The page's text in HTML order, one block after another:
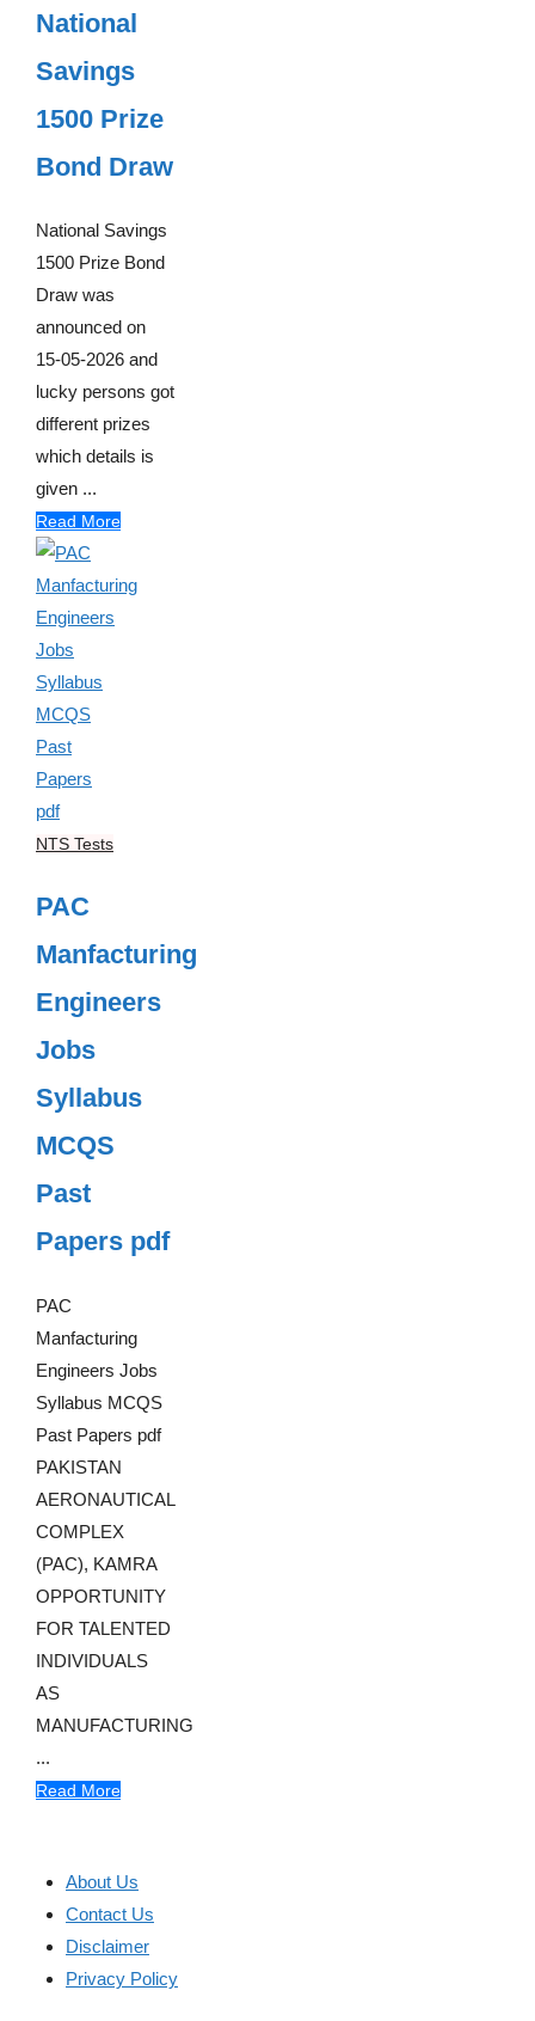
National
Savings
1500 Prize
Bond Draw
National Savings
1500 Prize Bond
Draw was
announced on
15-05-2026 and
lucky persons got
different prizes
which details is
given ...
Read More
NTS Tests
PAC
Manfacturing
Engineers
Jobs
Syllabus
MCQS
Past
Papers pdf
PAC
Manfacturing
Engineers Jobs
Syllabus MCQS
Past Papers pdf
PAKISTAN
AERONAUTICAL
COMPLEX
(PAC), KAMRA
OPPORTUNITY
FOR TALENTED
INDIVIDUALS
AS
MANUFACTURING
...
Read More
About Us
Contact Us
Disclaimer
Privacy Policy